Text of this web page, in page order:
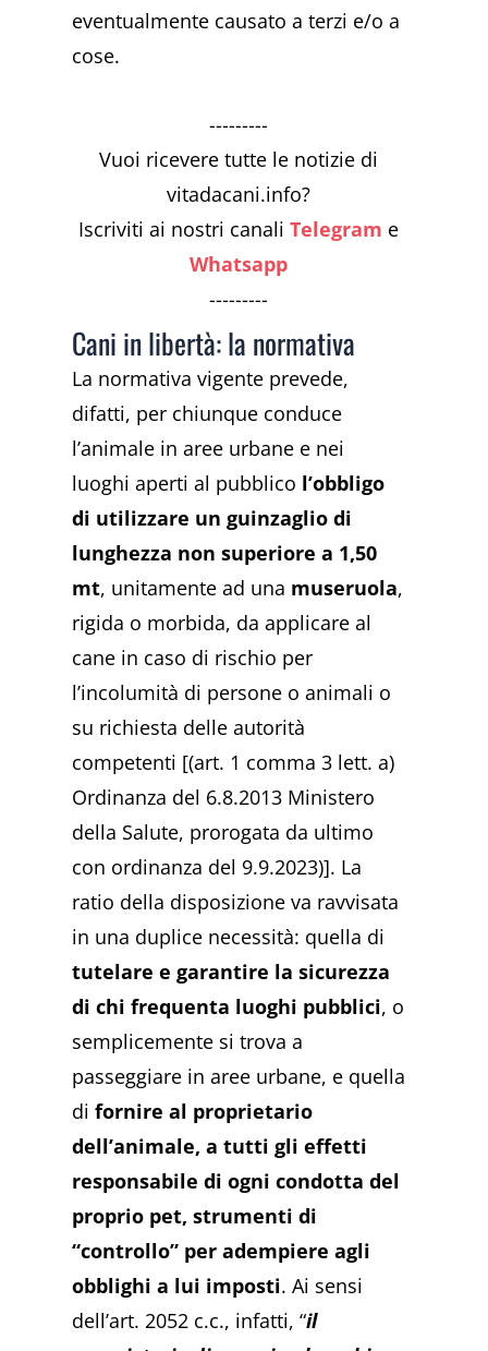
eventualmente causato a terzi e/o a
cose.
---------
Vuoi ricevere tutte le notizie di
vitadacani.info?
Iscriviti ai nostri canaliTelegram e
Whatsapp
---------
Cani in libertà: la normativa
La normativa vigente prevede,
difatti, per chiunque conduce
l’animale in aree urbane e nei
luoghi aperti al pubblico l’obbligo
di utilizzare un guinzaglio di
lunghezza non superiore a 1,50
mt, unitamente ad una museruola,
rigida o morbida, da applicare al
cane in caso di rischio per
l’incolumità di persone o animali o
su richiesta delle autorità
competenti [(art. 1 comma 3 lett. a)
Ordinanza del 6.8.2013 Ministero
della Salute, prorogata da ultimo
con ordinanza del 9.9.2023)]. La
ratio della disposizione va ravvisata
in una duplice necessità: quella di
tutelare e garantire la sicurezza
di chi frequenta luoghi pubblici, o
semplicemente si trova a
passeggiare in aree urbane, e quella
difornire al proprietario
dell’animale, a tutti gli effetti
responsabile di ogni condotta del
proprio pet, strumenti di
“controllo” per adempiere agli
obblighi a lui imposti. Ai sensi
dell’art. 2052 c.c., infatti, “il